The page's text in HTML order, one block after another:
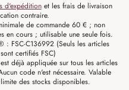
d'expéditionet les frais de livraison
contraire.
de commande 60 € ; non
en cours ; utilisable une seule fois.
: FSC-C136992 (Seuls les articles
certifiés FSC)
déjà appliquée sur tous les articles
code n'est nécessaire. Valable
des stocks disponibles.